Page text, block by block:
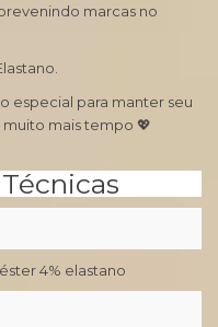
marcas no
especial para manter seu
mais tempo 💖
4% elastano